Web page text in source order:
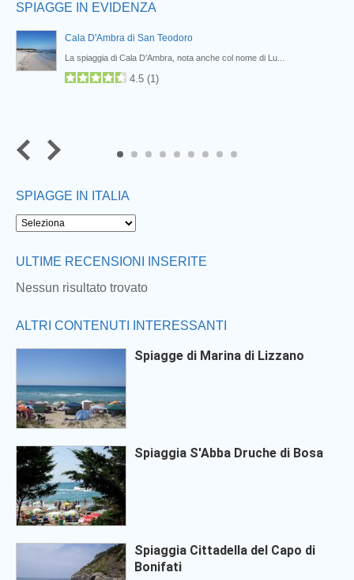
SPIAGGE IN EVIDENZA
Cala D'Ambra di San Teodoro
La spiaggia di Cala D’Ambra, nota anche col nome di Lu...
4.5 (1)
8
SPIAGGE IN ITALIA
ULTIME RECENSIONI INSERITE
Nessun risultato trovato
ALTRI CONTENUTI INTERESSANTI
Spiagge di Marina di Lizzano
Spiaggia S'Abba Druche di Bosa
Spiaggia Cittadella del Capo di
Bonifati